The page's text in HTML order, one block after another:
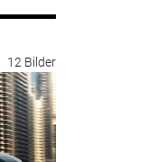
12 Bilder